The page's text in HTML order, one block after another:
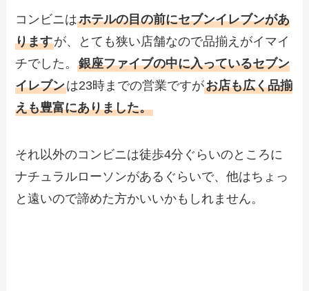
コンビニはホテルの目の前にセブンイレブンがあ
りますが、とても狭い店舗なので品揃えがイマイ
チでした。銀座ファイブの中に入っているセブン
イレブンは23時までの営業ですがお店も広く品揃
えも豊富にありました。
それ以外のコンビニは徒歩4分ぐらいのところに
ナチュラルローソンがあるぐらいで、他はちょっ
と遠いので諦めた方かいいかもしれません。